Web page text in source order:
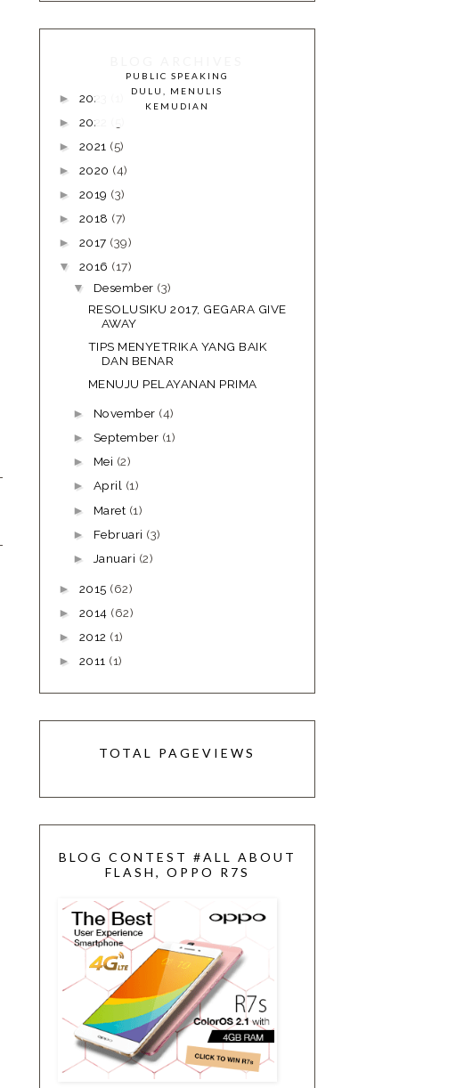
PUBLIC SPEAKING
DULU, MENULIS
KEMUDIAN
► 2023
► 2022
► 2021 (5)
► 2020 (4)
► 2019 (3)
► 2018 (7)
► 2017 (39)
▼ 2016 (17)
▼ Desember (3)
RESOLUSIKU 2017, GEGARA GIVE
AWAY
TIPS MENYETRIKA YANG BAIK
DAN BENAR
MENUJU PELAYANAN PRIMA
► November (4)
► September (1)
► Mei (2)
► April (1)
► Maret (1)
► Februari (3)
► Januari (2)
► 2015 (62)
► 2014 (62)
► 2012 (1)
► 2011 (1)
TOTAL PAGEVIEWS
BLOG CONTEST #ALL ABOUT
FLASH, OPPO R7S